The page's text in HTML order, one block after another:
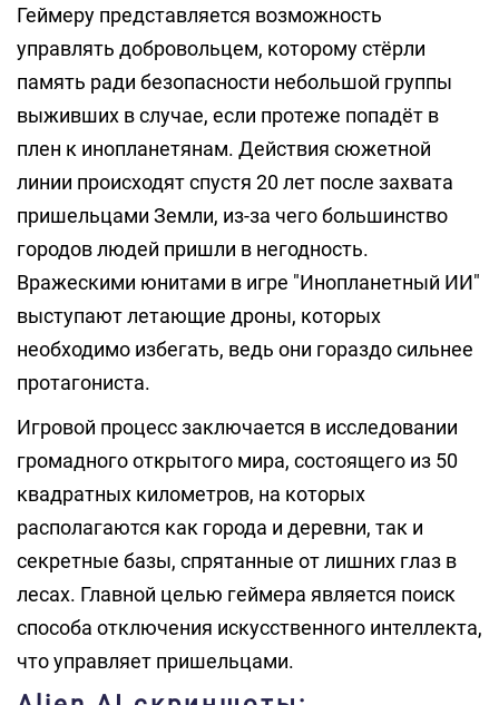
Геймеру представляется возможность
управлять добровольцем, которому стёрли
память ради безопасности небольшой группы
выживших в случае, если протеже попадёт в
плен к инопланетянам. Действия сюжетной
линии происходят спустя 20 лет после захвата
пришельцами Земли, из-за чего большинство
городов людей пришли в негодность.
Вражескими юнитами в игре "Инопланетный ИИ"
выступают летающие дроны, которых
необходимо избегать, ведь они гораздо сильнее
протагониста.
Игровой процесс заключается в исследовании
громадного открытого мира, состоящего из 50
квадратных километров, на которых
располагаются как города и деревни, так и
секретные базы, спрятанные от лишних глаз в
лесах. Главной целью геймера является поиск
способа отключения искусственного интеллекта,
что управляет пришельцами.